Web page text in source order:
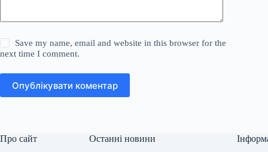
Save my name, email and website in this browser for the
next time I comment.
Опублікувати коментар
Про сайт Останні новини